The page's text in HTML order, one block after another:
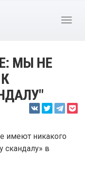
МЫ НЕ
имеют никакого
скандалу» в